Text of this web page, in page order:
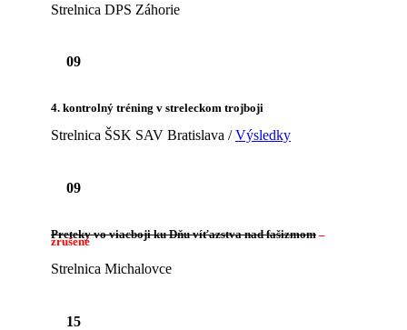
Strelnica DPS Záhorie
09
4. kontrolný tréning v streleckom trojboji
Strelnica ŠSK SAV Bratislava /Výsledky
09
Preteky vo viacboji ku Dňu víťazstva nad fašizmom –
zrušené
Strelnica Michalovce
15